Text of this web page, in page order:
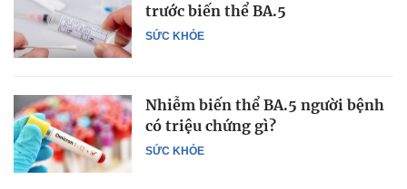
SỨC KHỎE
trước biến thể BA.5
SỨC KHỎE
Nhiễm biến thể BA.5 người bệnh
có triệu chứng gì?